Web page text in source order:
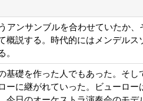
アンサンブルを合わせていたか、
概説する。時代的にはメンデルス
基礎を作った人でもあった。そし
ーに継がれていった。ビューロー